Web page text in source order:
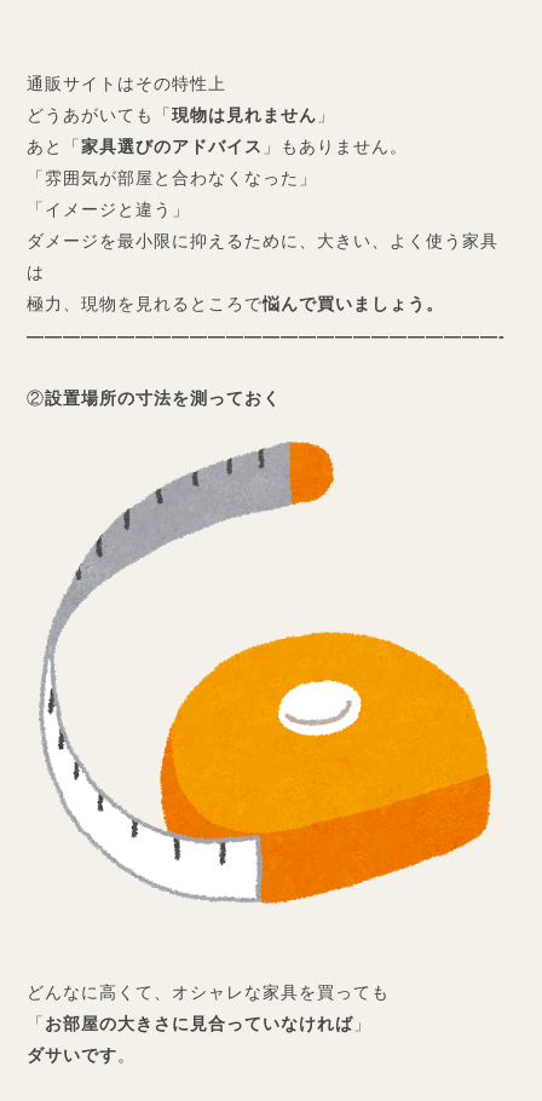
通販サイトはその特性上
どうあがいても「現物は見れません 」
あと「家具選びのアドバイス 」もありません。
「雰囲気が部屋と合わなくなった」
「イメージと違う」
ダメージを最小限に抑えるために、大きい、よく使う家具
は
極力、現物を見れるところで悩んで買いましょう。
——————————————————————————-
②設置場所の寸法を測っておく
どんなに高くて、オシャレな家具を買っても
「 お部屋の大きさに見合っていなければ 」
ダサいです。